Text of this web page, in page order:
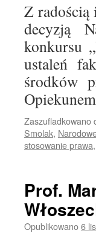
Z radością
decyzją
konkursu
ustaleń
środków
Zaszufladkowano
Smolak,
stosowanie prawa,
Prof.
Opublikowano6